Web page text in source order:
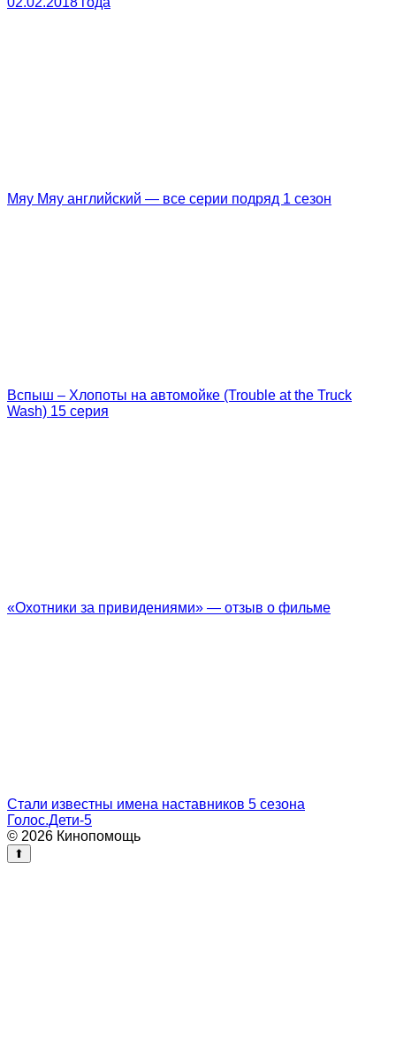
Мяу Мяу английский — все серии подряд 1 сезон
Вспыш – Хлопоты на автомойке (Trouble at the Truck
Wash) 15 серия
«Охотники за привидениями» — отзыв о фильме
Стали известны имена наставников 5 сезона
Голос.Дети-5
© 2026 Кинопомощь